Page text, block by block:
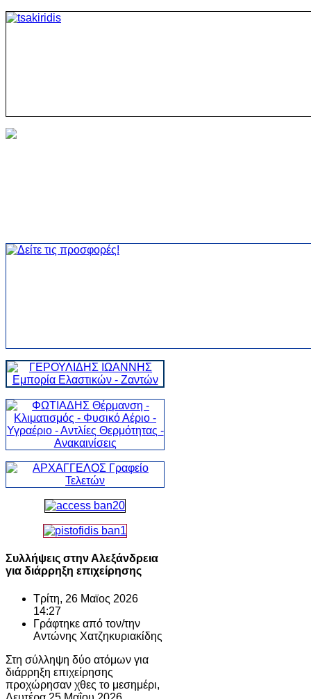
Συλλήψεις στην Αλεξάνδρεια
για διάρρηξη επιχείρησης
Τρίτη, 26 Μαϊος 2026
14:27
Γράφτηκε από τον/την
Αντώνης Χατζηκυριακίδης
Στη σύλληψη δύο ατόμων για
διάρρηξη επιχείρησης
προχώρησαν χθες το μεσημέρι,